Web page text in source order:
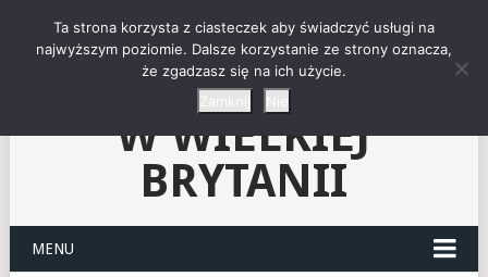
"NIEZNANY ŚWIAT"-
KLUB CZYTELNIKÓW
W WIELKIEJ
BRYTANII
MENU
Ta strona korzysta z ciasteczek aby świadczyć usługi na
najwyższym poziomie. Dalsze korzystanie ze strony oznacza,
że zgadzasz się na ich użycie.
Zamknij
Nie